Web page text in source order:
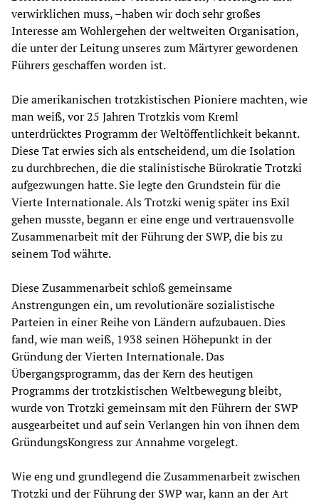
verwirklichen muss, –haben wir doch sehr großes
Interesse am Wohlergehen der weltweiten Organisation,
die unter der Leitung unseres zum Märtyrer gewordenen
Führers geschaffen worden ist.
Die amerikanischen trotzkistischen Pioniere machten, wie
man weiß, vor 25 Jahren Trotzkis vom Kreml
unterdrücktes Programm der Weltöffentlichkeit bekannt.
Diese Tat erwies sich als entscheidend, um die Isolation
zu durchbrechen, die die stalinistische Bürokratie Trotzki
aufgezwungen hatte. Sie legte den Grundstein für die
Vierte Internationale. Als Trotzki wenig später ins Exil
gehen musste, begann er eine enge und vertrauensvolle
Zusammenarbeit mit der Führung der SWP, die bis zu
seinem Tod währte.
Diese Zusammenarbeit schloß gemeinsame
Anstrengungen ein, um revolutionäre sozialistische
Parteien in einer Reihe von Ländern aufzubauen. Dies
fand, wie man weiß, 1938 seinen Höhepunkt in der
Gründung der Vierten Internationale. Das
Übergangsprogramm, das der Kern des heutigen
Programms der trotzkistischen Weltbewegung bleibt,
wurde von Trotzki gemeinsam mit den Führern der SWP
ausgearbeitet und auf sein Verlangen hin von ihnen dem
GründungsKongress zur Annahme vorgelegt.
Wie eng und grundlegend die Zusammenarbeit zwischen
Trotzki und der Führung der SWP war, kann an der Art